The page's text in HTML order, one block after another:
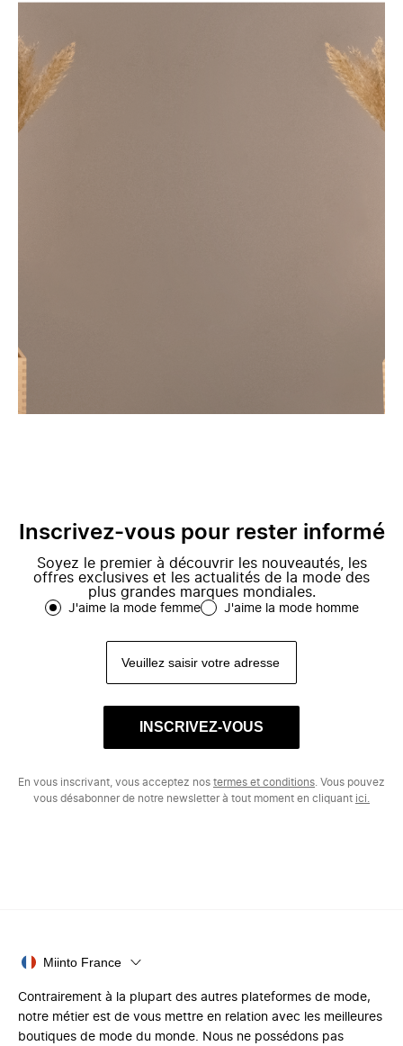
Inscrivez-vous pour rester informé
Soyez le premier à découvrir les nouveautés, les
offres exclusives et les actualités de la mode des
plus grandes marques mondiales.
J'aime la mode femme J'aime la mode homme
INSCRIVEZ-VOUS
En vous inscrivant, vous acceptez nos termes et conditions . Vous pouvez
vous désabonner de notre newsletter à tout moment en cliquant ici.
Miinto France
Contrairement à la plupart des autres plateformes de mode,
notre métier est de vous mettre en relation avec les meilleures
boutiques de mode du monde. Nous ne possédons pas